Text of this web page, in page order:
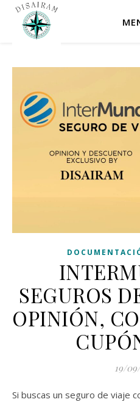
SEGUROS
OPINIÓN,
19/
Si buscas un seguro de viaje